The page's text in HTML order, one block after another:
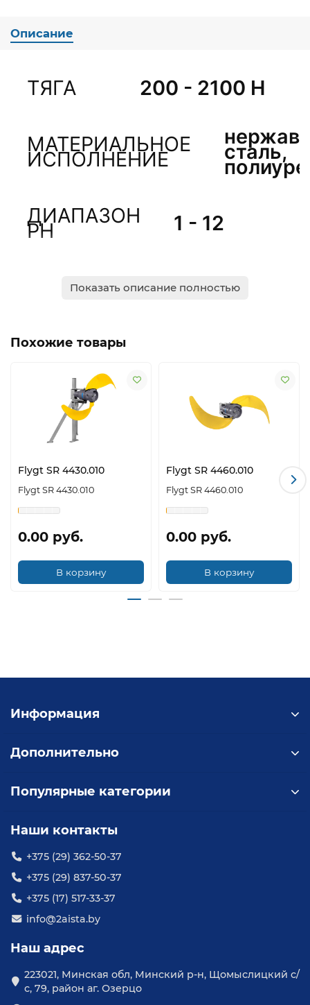
Описание
ТЯГА 200 - 2100 Н
МАТЕРИАЛЬНОЕ
ИСПОЛНЕНИЕ сталь,
ДИАПАЗОН
PH 1 - 12
МАКСИМАЛЬНАЯ
ПЛОТНОСТЬ
1100
кг/
ТЕМПЕРАТУРА
СРЕДЫ
ДИАМЕТР
СКОРОСТЬ
ВРАЩЕНИЯ
ПРОПЕЛЛЕРА
17-69
об/мин
ТИП
ЭЛЕКТРОДВИГАТЕЛЯ
КЛАСС
ИЗОЛЯЦИИ
НАПРЯЖЕНИЕ
СТЕПЕНЬ
ЗАЩИТЫ
ЧАСТОТА
СЕТИ
Показать описание полностью
Похожие товары
Flygt SR 4430.010
Flygt SR 4430.010
0.00 руб.
В корзину
Flygt SR 4460.010
Flygt SR 4460.010
0.00 руб.
В корзину
Информация
Дополнительно
Популярные категории
Наши контакты
+375 (29) 362-50-37
+375 (29) 837-50-37
+375 (17) 517-33-37
info@2aista.by
Наш адрес
223021, Минская обл, Минский р-н, Щомыслицкий с/
с, 79, район аг. Озерцо